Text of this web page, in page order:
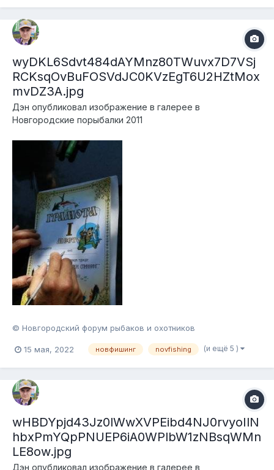
wyDKL6Sdvt484dAYMnz80TWuvx7D7VSj
RCKsqOvBuFOSVdJC0KVzEgT6U2HZtMox
mvDZ3A.jpg
Дэн опубликовал изображение в галерее в
Новгородские порыбалки 2011
© Новгородский форум рыбаков и охотников
15 мая, 2022 новфишинг novfishing (и ещё 5 )
wHBDYpjd43Jz0lWwXVPEibd4NJ0rvyoIlN
hbxPmYQpPNUEP6iA0WPlbW1zNBsqWMn
LE8ow.jpg
Дэн опубликовал изображение в галерее в